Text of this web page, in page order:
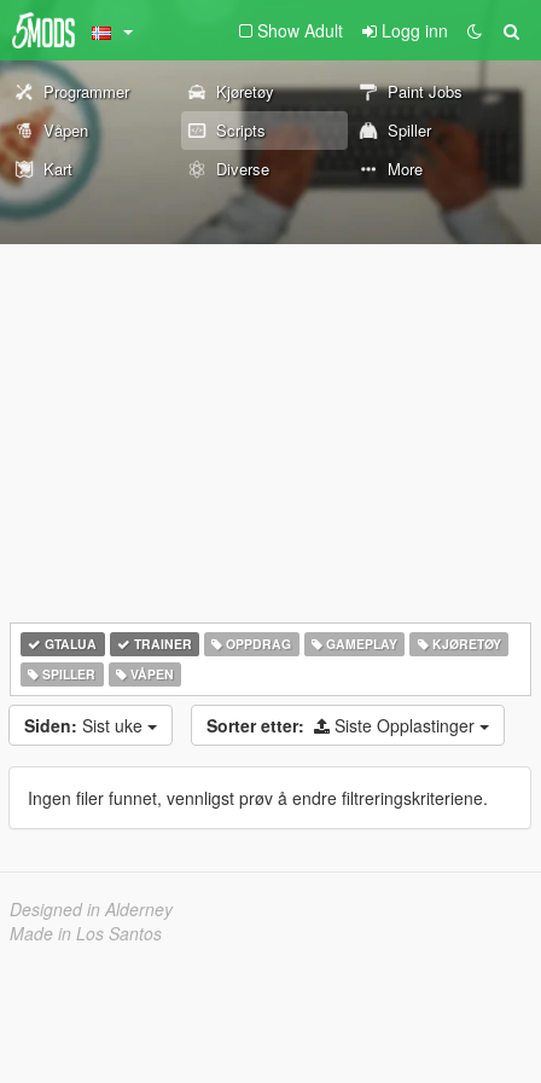
Show Adult Logg inn
Programmer Kjøretøy
Paint Jobs
Våpen
Scripts
Spiller
Kart
Diverse More
GTALUA TRAINER OPPDRAG GAMEPLAY
KJØRETØY
SPILLER
VÅPEN
Siden: Sist uke Sorter etter: Siste Opplastinger
Ingen filer funnet, vennligst prøv å endre filtreringskriteriene.
Designed in Alderney
Made in Los Santos